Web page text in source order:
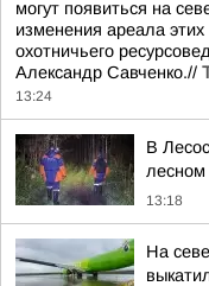
могут появиться на
изменения ареала
охотничьего
Александр Савченко.//
13:24
В
лесном
13:18
На